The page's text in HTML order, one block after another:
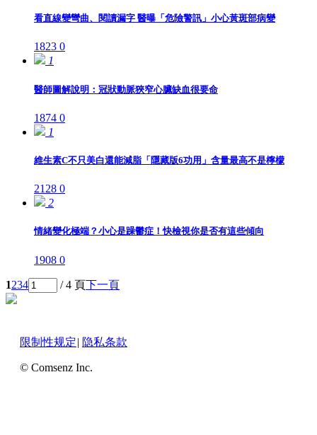
看直線變彎曲、閱讀漏字 醫曝「危險警訊」小心黃斑部病變
1823 0
1
醫師圖解說明：冠狀動脈狹窄心臟缺血很要命
1874 0
1
維生素C不只美白還能減脂「隱藏版6功用」含量最高不是檸檬
2128 0
2
情緒變化極端？小心是躁鬱症！快檢視你是否有這些傾向
1908 0
1234 / 4 頁下一頁
限制性规定| 隐私条款
© Comsenz Inc.